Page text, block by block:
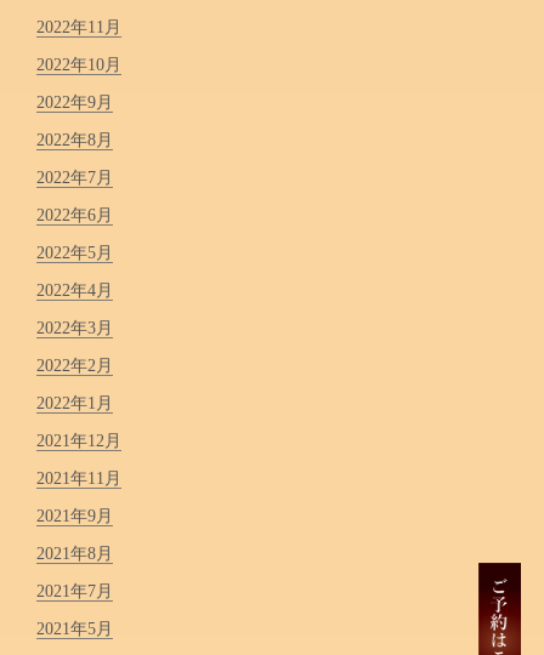
2022年11月
2022年10月
2022年9月
2022年8月
2022年7月
2022年6月
2022年5月
2022年4月
2022年3月
2022年2月
2022年1月
2021年12月
2021年11月
2021年9月
2021年8月
2021年7月
2021年5月